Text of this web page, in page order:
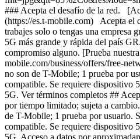
### Acepta el desafío de la red.
(https://es.t-mobile.com) Acepta el
trabajes solo o tengas una empresa
5G más grande y rápida del país
compromiso alguno. [Prueba
mobile.com/business/offers/free-
no son de T-Mobile; 1 prueba por
compatible. Se requiere dispositivo
5G. Ver términos completos ##
por tiempo limitado; sujeta a
de T-Mobile; 1 prueba por usuario.
compatible. Se requiere dispositivo
5G. Acceso a datos por